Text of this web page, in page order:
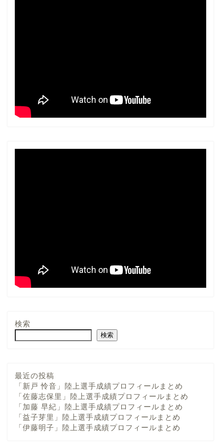
検索
検索
最近の投稿
「新戸 怜音」陸上選手成績プロフィールまとめ
「佐藤志保里」陸上選手成績プロフィールまとめ
「加藤 早紀」陸上選手成績プロフィールまとめ
「益子芽里」陸上選手成績プロフィールまとめ
「伊藤明子」陸上選手成績プロフィールまとめ